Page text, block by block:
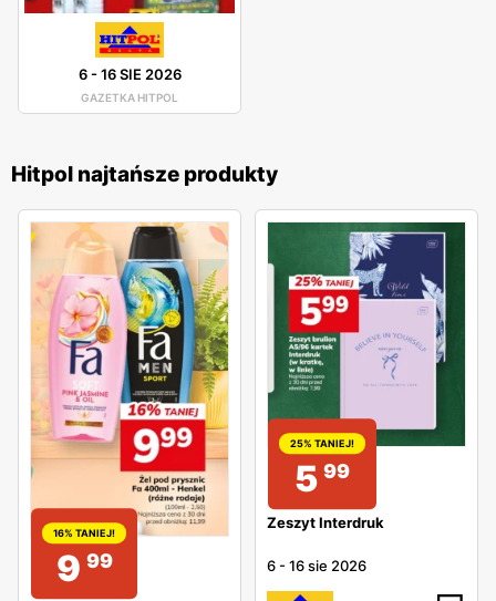
6-16 SIE 2026
GAZETKA HITPOL
Hitpol najtańsze produkty
16% TANIEJ!
9 99
25% TANIEJ!
5 99
Zeszyt Interdruk
6 -16 sie 2026